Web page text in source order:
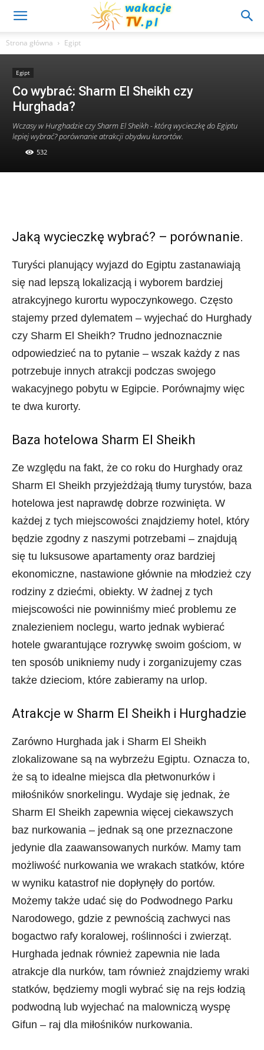
Strona główna Egipt
Egipt
Co wybrać: Sharm El Sheikh czy
Hurghada?
Wczasy w Hurghadzie czy Sharm El Sheikh - którą wycieczkę do Egiptu
lepiej wybrać? porównanie atrakcji obydwu kurortów.
532
Jaką wycieczkę wybrać? – porównanie.
Turyści planujący wyjazd do Egiptu zastanawiają
się nad lepszą lokalizacją i wyborem bardziej
atrakcyjnego kurortu wypoczynkowego. Często
stajemy przed dylematem – wyjechać do Hurghady
czy Sharm El Sheikh? Trudno jednoznacznie
odpowiedzieć na to pytanie – wszak każdy z nas
potrzebuje innych atrakcji podczas swojego
wakacyjnego pobytu w Egipcie. Porównajmy więc
te dwa kurorty.
Baza hotelowa Sharm El Sheikh
Ze względu na fakt, że co roku do Hurghady oraz
Sharm El Sheikh przyjeżdżają tłumy turystów, baza
hotelowa jest naprawdę dobrze rozwinięta. W
każdej z tych miejscowości znajdziemy hotel, który
będzie zgodny z naszymi potrzebami – znajdują
się tu luksusowe apartamenty oraz bardziej
ekonomiczne, nastawione głównie na młodzież czy
rodziny z dziećmi, obiekty. W żadnej z tych
miejscowości nie powinniśmy mieć problemu ze
znalezieniem noclegu, warto jednak wybierać
hotele gwarantujące rozrywkę swoim gościom, w
ten sposób unikniemy nudy i zorganizujemy czas
także dzieciom, które zabieramy na urlop.
Atrakcje w Sharm El Sheikh i Hurghadzie
Zarówno Hurghada jak i Sharm El Sheikh
zlokalizowane są na wybrzeżu Egiptu. Oznacza to,
że są to idealne miejsca dla płetwonurków i
miłośników snorkelingu. Wydaje się jednak, że
Sharm El Sheikh zapewnia więcej ciekawszych
baz nurkowania – jednak są one przeznaczone
jedynie dla zaawansowanych nurków. Mamy tam
możliwość nurkowania we wrakach statków, które
w wyniku katastrof nie dopłynęły do portów.
Możemy także udać się do Podwodnego Parku
Narodowego, gdzie z pewnością zachwyci nas
bogactwo rafy koralowej, roślinności i zwierząt.
Hurghada jednak również zapewnia nie lada
atrakcje dla nurków, tam również znajdziemy wraki
statków, będziemy mogli wybrać się na rejs łodzią
podwodną lub wyjechać na malowniczą wyspę
Gifun – raj dla miłośników nurkowania.